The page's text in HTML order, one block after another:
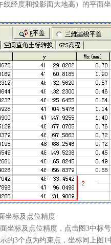
经度和投影面大地高）的平面
标及点位精度
标及点位精度，点击图3中标
的3个点为约束点，坐标同上图